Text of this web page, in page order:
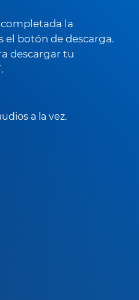
completada la
el botón de descarga.
descargar tu
a la vez.